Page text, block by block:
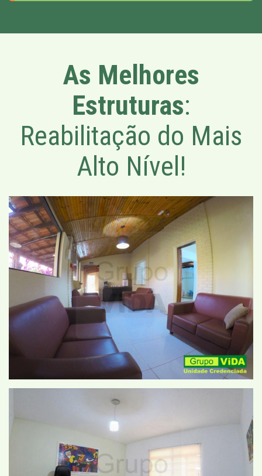
As Melhores
Estruturas:
Reabilitação do Mais
Alto Nível!